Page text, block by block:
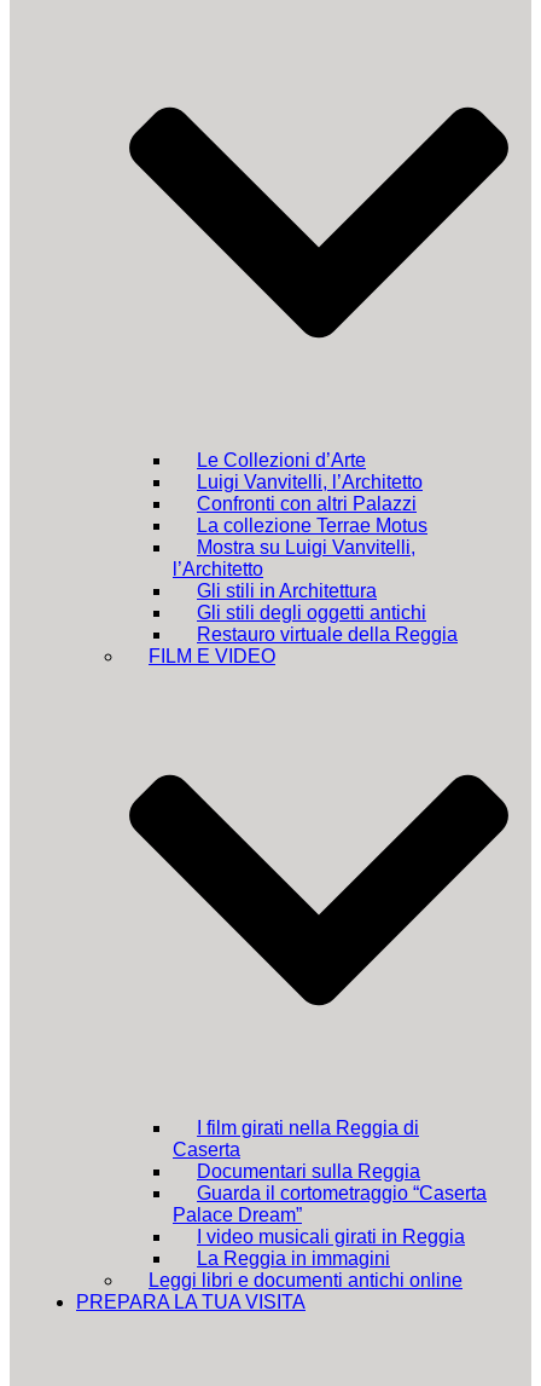
Le Collezioni d’Arte
Luigi Vanvitelli, l’Architetto
Confronti con altri Palazzi
La collezione Terrae Motus
Mostra su Luigi Vanvitelli,
l’Architetto
Gli stili in Architettura
Gli stili degli oggetti antichi
Restauro virtuale della Reggia
FILM E VIDEO
I film girati nella Reggia di
Caserta
Documentari sulla Reggia
Guarda il cortometraggio “Caserta
Palace Dream”
I video musicali girati in Reggia
La Reggia in immagini
Leggi libri e documenti antichi online
PREPARA LA TUA VISITA